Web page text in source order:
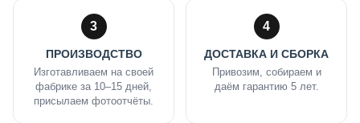
3
ПРОИЗВОДСТВО
Изготавливаем на своей
фабрике за 10–15 дней,
присылаем фотоотчёты.
4
ДОСТАВКА И СБОРКА
Привозим, собираем и
даём гарантию 5 лет.